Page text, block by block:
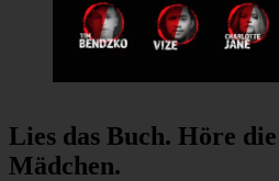
Lies das Buch. Höre
Mädchen.